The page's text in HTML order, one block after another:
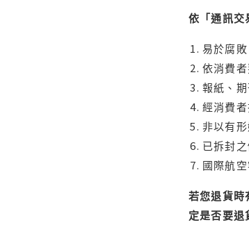
依「通訊交
易於腐
依消費
報紙、期
經消費
非以有
已拆封
國際航
若您退貨時
定是否要退